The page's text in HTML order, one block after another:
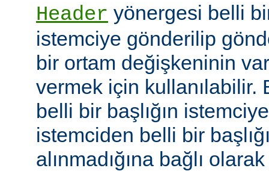
Header yönergesi belli bir
istemciye gönderilip
bir ortam değişkeninin
vermek için kullanılabilir.
belli bir başlığın
istemciden belli bir
alınmadığına bağlı